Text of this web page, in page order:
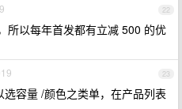
22
所以每年首发都有立减 500 的优
23
容量 /颜色之类单，在产品列表